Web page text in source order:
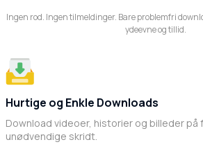
Ingen rod. Ingen tilmeldinger. Bare problemfri
ydeevne og tillid.
Hurtige og Enkle Downloads
Download videoer, historier og billeder på
unødvendige skridt.